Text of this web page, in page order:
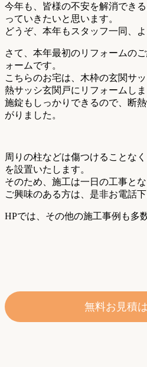
今年も、皆様の不安を解消でき
っていきたいと思います。
どうぞ、本年もスタッフ一同、
さて、本年最初のリフォームの
ォームです。
こちらのお宅は、木枠の玄関サ
熱サッシ玄関戸にリフォームしま
施錠もしっかりできるので、断
がりました。
周りの柱などは傷つけることな
を設置いたします。
そのため、施工は一日の工事と
ご興味のある方は、是非お電話下
HPでは、その他の施工事例も多
無料お見積